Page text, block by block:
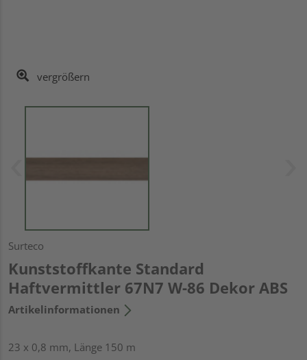
vergrößern
Surteco
Kunststoffkante Standard
Haftvermittler 67N7 W-86 Dekor ABS
Artikelinformationen
23 x 0,8 mm, Länge 150 m